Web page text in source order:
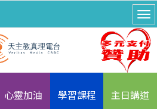
心靈加油 學習課程 主日講道